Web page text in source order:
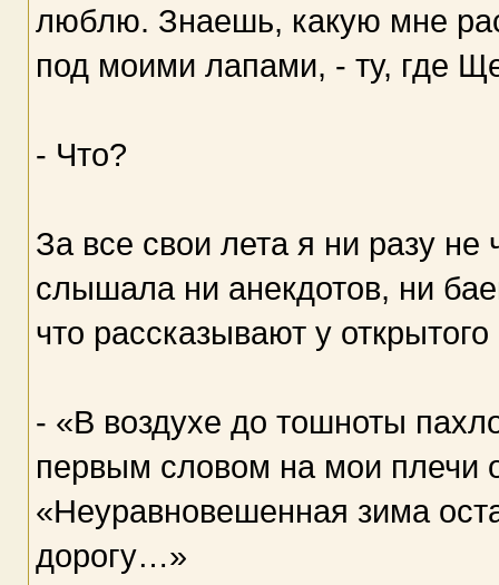
люблю. Знаешь, какую мне
под моими лапами, - ту, где
- Что?
За все свои лета я ни разу не
слышала ни анекдотов, ни
что рассказывают у открытого
- «В воздухе до тошноты
первым словом на мои плечи
«Неуравновешенная зима
дорогу…»